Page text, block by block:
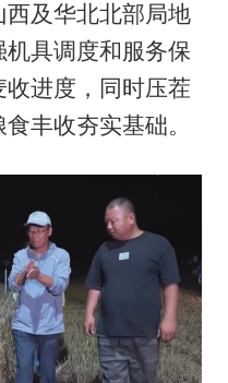
及华北北部局地
具调度和服务保
收进度，同时压茬
丰收夯实基础。